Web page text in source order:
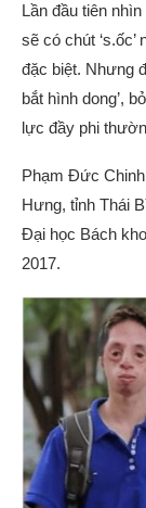
Lần đầu tiên
sẽ có chút
đặc biệt. Nhưng
bắt hình dong’,
lực đầy phi
Phạm Đức
Hưng, tỉnh Thái
Đại học Bách
2017.